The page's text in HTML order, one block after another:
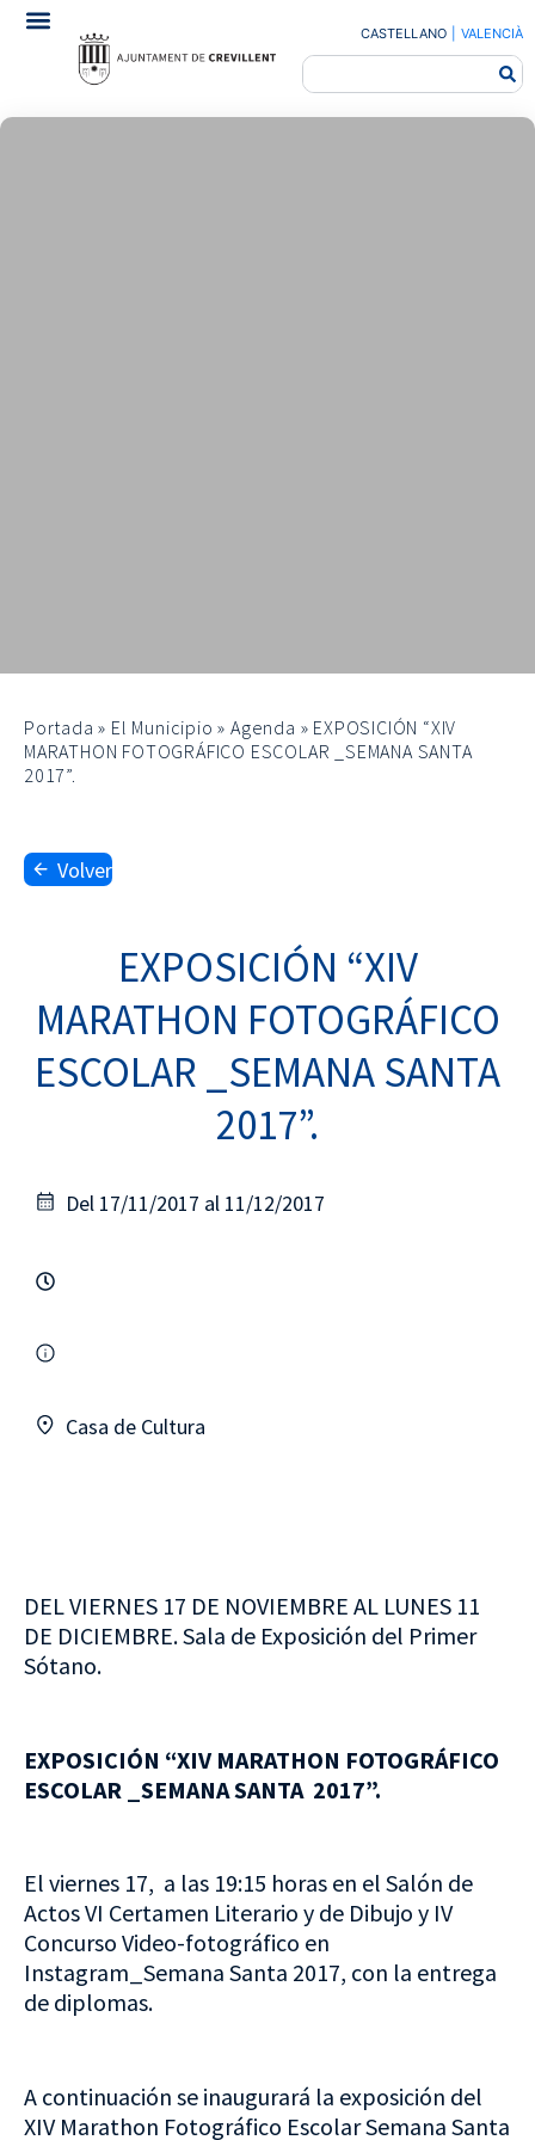
CASTELLANO VALENCIÀ
Portada » El Municipio »Agenda » EXPOSICIÓN “XIV
MARATHON FOTOGRÁFICO ESCOLAR _SEMANA SANTA
2017”.
Volver
EXPOSICIÓN “XIV
MARATHON FOTOGRÁFICO
ESCOLAR _SEMANA SANTA
2017”.
Del 17/11/2017 al 11/12/2017
Casa de Cultura
DEL VIERNES 17 DE NOVIEMBRE AL LUNES 11
DE DICIEMBRE. Sala de Exposición del Primer
Sótano.
EXPOSICIÓN “XIV MARATHON FOTOGRÁFICO
ESCOLAR _SEMANA SANTA 2017”.
El viernes 17, a las 19:15 horas en el Salón de
Actos VI Certamen Literario y de Dibujo y IV
Concurso Video-fotográfico en
Instagram_Semana Santa 2017, con la entrega
de diplomas.
A continuación se inaugurará la exposición del
XIV Marathon Fotográfico Escolar Semana Santa